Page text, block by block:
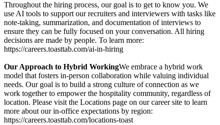
Throughout the hiring process, our goal is to get to know you. We
use AI tools to support our recruiters and interviewers with tasks like
note-taking, summarization, and documentation of interviews to
ensure they can be fully focused on your conversation. All hiring
decisions are made by people. To learn more:
https://careers.toasttab.com/ai-in-hiring
Our Approach to Hybrid WorkingWe embrace a hybrid work
model that fosters in-person collaboration while valuing individual
needs. Our goal is to build a strong culture of connection as we
work together to empower the hospitality community, regardless of
location. Please visit the Locations page on our career site to learn
more about our in-office expectations by region:
https://careers.toasttab.com/locations-toast